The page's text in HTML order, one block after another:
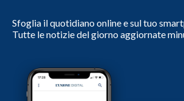
Sfoglia il quotidiano online e sul tuo
Tutte le notizie del giorno aggiornate